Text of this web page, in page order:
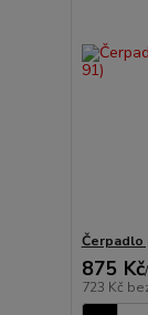
Čerpadlo
875 Kč/
723 Kč